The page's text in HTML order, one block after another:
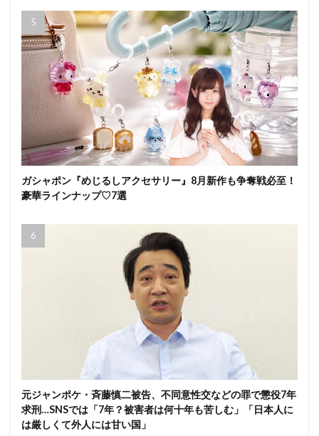
ガシャポン『めじるしアクセサリー』8月新作も争奪戦必至！
豪華ラインナップ♡7選
元ジャンポケ・斉藤慎二被告、不同意性交などの罪で懲役7年
求刑…SNSでは「7年？被害者は何十年も苦しむ」「日本人に
は厳しくて外人には甘い国」